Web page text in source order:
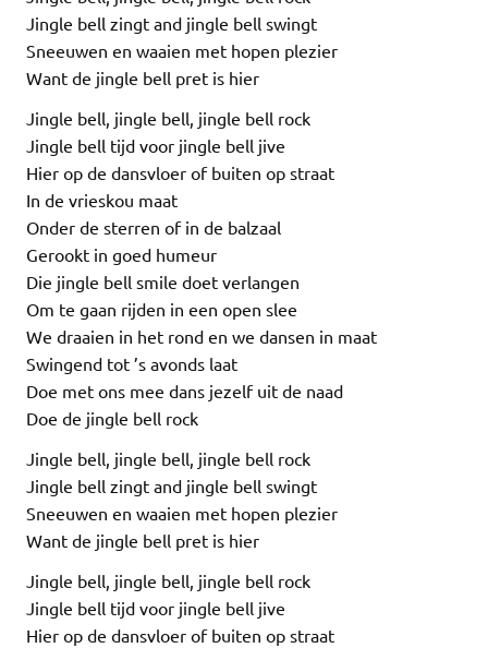
Jingle bell zingt and jingle bell swingt
Sneeuwen en waaien met hopen plezier
Want de jingle bell pret is hier
Jingle bell, jingle bell, jingle bell rock
Jingle bell tijd voor jingle bell jive
Hier op de dansvloer of buiten op straat
In de vrieskou maat
Onder de sterren of in de balzaal
Gerookt in goed humeur
Die jingle bell smile doet verlangen
Om te gaan rijden in een open slee
We draaien in het rond en we dansen in maat
Swingend tot ’s avonds laat
Doe met ons mee dans jezelf uit de naad
Doe de jingle bell rock
Jingle bell, jingle bell, jingle bell rock
Jingle bell zingt and jingle bell swingt
Sneeuwen en waaien met hopen plezier
Want de jingle bell pret is hier
Jingle bell, jingle bell, jingle bell rock
Jingle bell tijd voor jingle bell jive
Hier op de dansvloer of buiten op straat